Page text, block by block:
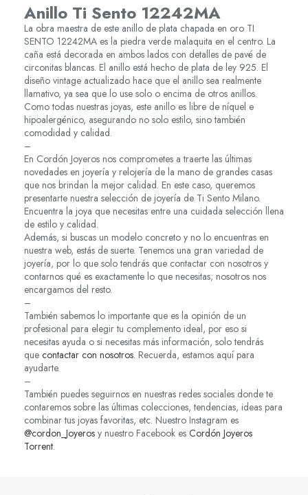
Anillo Ti Sento 12242MA
La obra maestra de este anillo de plata chapada en oro TI
SENTO 12242MA es la piedra verde malaquita en el centro. La
caña está decorada en ambos lados con detalles de pavé de
circonitas blancas. El anillo está hecho de plata de ley 925. El
diseño vintage actualizado hace que el anillo sea realmente
llamativo, ya sea que lo use solo o encima de otros anillos.
Como todas nuestras joyas, este anillo es libre de níquel e
hipoalergénico, asegurando no solo estilo, sino también
comodidad y calidad.
–
En Cordón Joyeros nos comprometes a traerte las últimas
novedades en joyería y relojería de la mano de grandes casas
que nos brindan la mejor calidad. En este caso, queremos
presentarte nuestra selección de joyería de Ti Sento Milano.
Encuentra la joya que necesitas entre una cuidada selección llena
de estilo y calidad.
Además, si buscas un modelo concreto y no lo encuentras en
nuestra web, estás de suerte. Tenemos una gran variedad de
joyería, por lo que solo tendrás que contactar con nosotros y
contarnos qué es exactamente lo que necesitas; nosotros nos
encargamos del resto.
–
También sabemos lo importante que es la opinión de un
profesional para elegir tu complemento ideal, por eso si
necesitas ayuda o si necesitas más información, solo tendrás
que contactar con nosotros. Recuerda, estamos aquí para
ayudarte.
–
También puedes seguirnos en nuestras redes sociales donde te
contaremos sobre las últimas colecciones, tendencias, ideas para
combinar tus joyas favoritas, etc. Nuestro Instagram es
@cordon_Joyeros y nuestro Facebook es Cordón Joyeros
Torrent.